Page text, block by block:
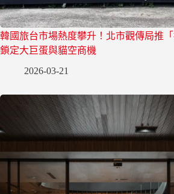
韓國旅台市場熱度攀升！北市觀傳局推「
鎖定大巨蛋與貓空商機
2026-03-21